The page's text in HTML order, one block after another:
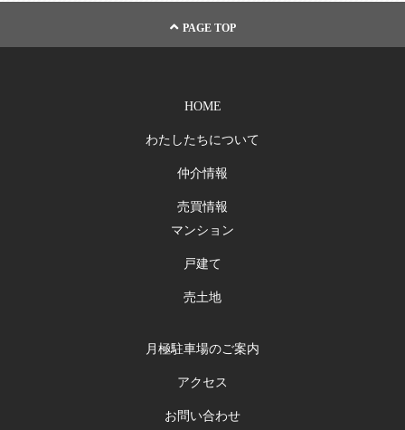
PAGE TOP
HOME
わたしたちについて
仲介情報
売買情報
マンション
戸建て
売土地
月極駐車場のご案内
アクセス
お問い合わせ